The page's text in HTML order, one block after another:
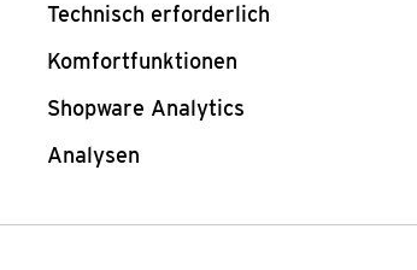
Technisch erforderlich
Komfortfunktionen
Shopware Analytics
Analysen